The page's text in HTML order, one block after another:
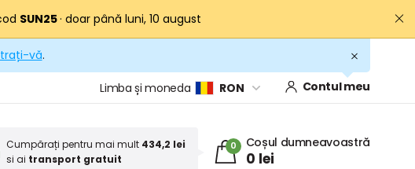
SUN25· doar până luni, 10 august
vă.
Limba și moneda RON Contul meu
Cumpărați pentru mai mult 434,2 lei
si ai transport gratuit
0 Coșul dumneavoastră
0 lei